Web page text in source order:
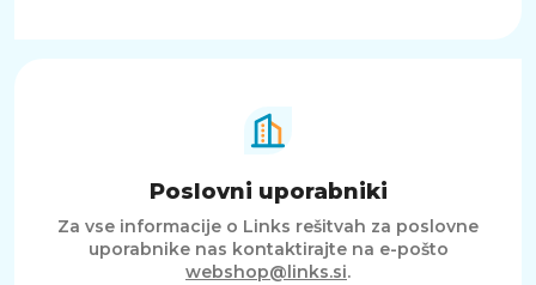
Poslovni uporabniki
Za vse informacije o Links rešitvah za poslovne
uporabnike nas kontaktirajte na e-pošto
webshop@links.si.